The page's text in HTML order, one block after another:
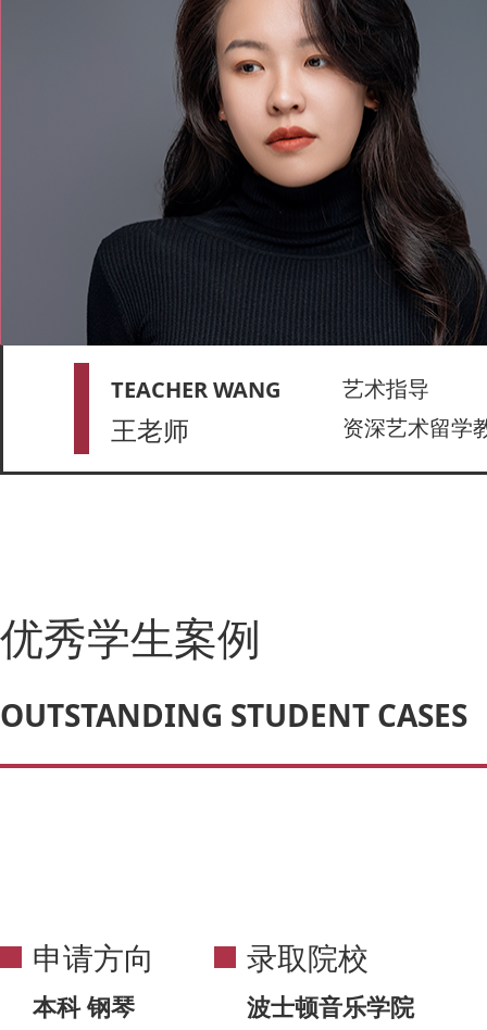
TEACHER WANG
王老师
艺术指导
资深艺术留学
优秀学生案例
OUTSTANDING STUDENT CASES
申请方向
本科 钢琴
录取院校
波士顿音乐学院